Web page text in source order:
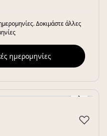
Δοκιμάστε άλλες
ημερομηνίες
›
♡